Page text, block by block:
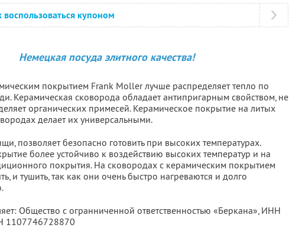
воспользоваться купоном
Немецкая посуда элитного качества!
покрытием Frank Moller лучше распределяет тепло по
Керамическая сковорода обладает антипригарным свойством, не
органических примесей. Керамическое покрытие на литых
делает их универсальными.
позволяет безопасно готовить при высоких температурах.
более устойчиво к воздействию высоких температур и на
покрытия. На cковородах с керамическим покрытием
и тушить, так как они очень быстро нагреваются и долго
Общество с огранниченной ответственностью «Беркана», ИНН
1107746728870